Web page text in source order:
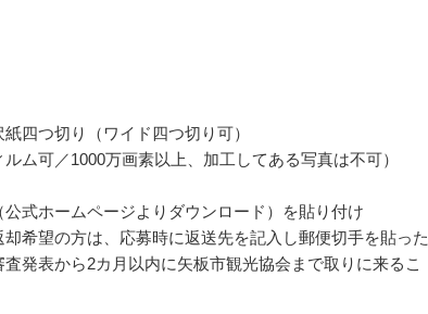
四つ切り（ワイド四つ切り可）
ム可／1000万画素以上、加工してある写真は不可）
式ホームページよりダウンロード）を貼り付け
希望の方は、応募時に返送先を記入し郵便切手を貼った
発表から2カ月以内に矢板市観光協会まで取りに来るこ